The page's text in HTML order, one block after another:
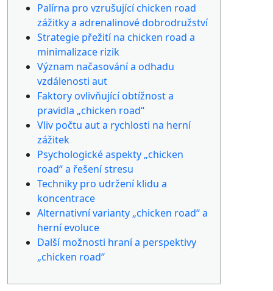
Palírna pro vzrušující chicken road
zážitky a adrenalinové dobrodružství
Strategie přežití na chicken road a
minimalizace rizik
Význam načasování a odhadu
vzdálenosti aut
Faktory ovlivňující obtížnost a
pravidla „chicken road“
Vliv počtu aut a rychlosti na herní
zážitek
Psychologické aspekty „chicken
road“ a řešení stresu
Techniky pro udržení klidu a
koncentrace
Alternativní varianty „chicken road“ a
herní evoluce
Další možnosti hraní a perspektivy
„chicken road“